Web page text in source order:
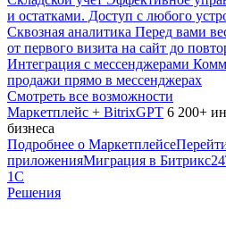
и остатками. Доступ с любого
Сквозная аналитика Перед вами
от первого визита на сайт до
Интеграция с мессенджерами
продажи прямо в мессенджерах
Смотреть все возможности
Маркетплейс + BitrixGPT 6 200+
бизнеса
Подробнее о Маркетплейсе
приложенияМиграция в Битрикс24
1С
Решения